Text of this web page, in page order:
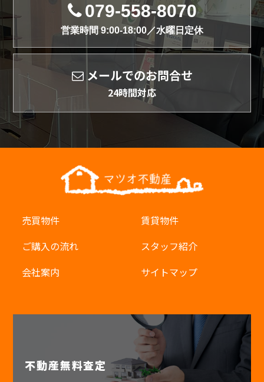
079-558-8070
営業時間 9:00-18:00／水曜日定休
メールでのお問合せ
24時間対応
売買物件
賃貸物件
ご購入の流れ
スタッフ紹介
会社案内
サイトマップ
不動産無料査定